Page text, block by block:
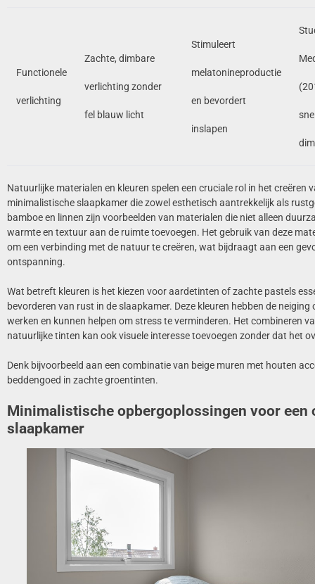
Functionele
verlichting
Zachte, dimbare
verlichting zonder
fel blauw licht
Stimuleert
melatonineproductie
en bevordert
inslapen
Natuurlijke materialen en kleuren spelen een cruciale rol in het creëren
minimalistische slaapkamer die zowel esthetisch aantrekkelijk als
bamboe en linnen zijn voorbeelden van materialen die niet alleen
warmte en textuur aan de ruimte toevoegen. Het gebruik van deze
om een verbinding met de natuur te creëren, wat bijdraagt aan een
ontspanning.
Wat betreft kleuren is het kiezen voor aardetinten of zachte pastels
bevorderen van rust in de slaapkamer. Deze kleuren hebben de neiging
werken en kunnen helpen om stress te verminderen. Het combineren
natuurlijke tinten kan ook visuele interesse toevoegen zonder dat het
Denk bijvoorbeeld aan een combinatie van beige muren met houten
beddengoed in zachte groentinten.
Minimalistische opbergoplossingen voor een
slaapkamer